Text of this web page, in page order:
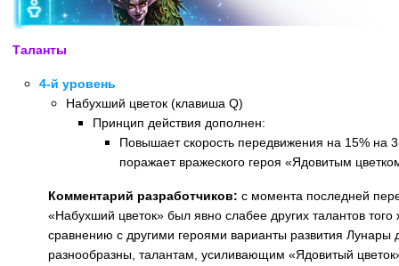
Таланты
4-й уровень
Набухший цветок (клавиша Q)
Принцип действия дополнен:
Повышает скорость передвижения на 15% на 3
поражает вражеского героя «Ядовитым
Комментарий разработчиков: с момента последней
«Набухший цветок» был явно слабее других талантов
сравнению с другими героями варианты развития Лунары
разнообразны, талантам, усиливающим «Ядовитый